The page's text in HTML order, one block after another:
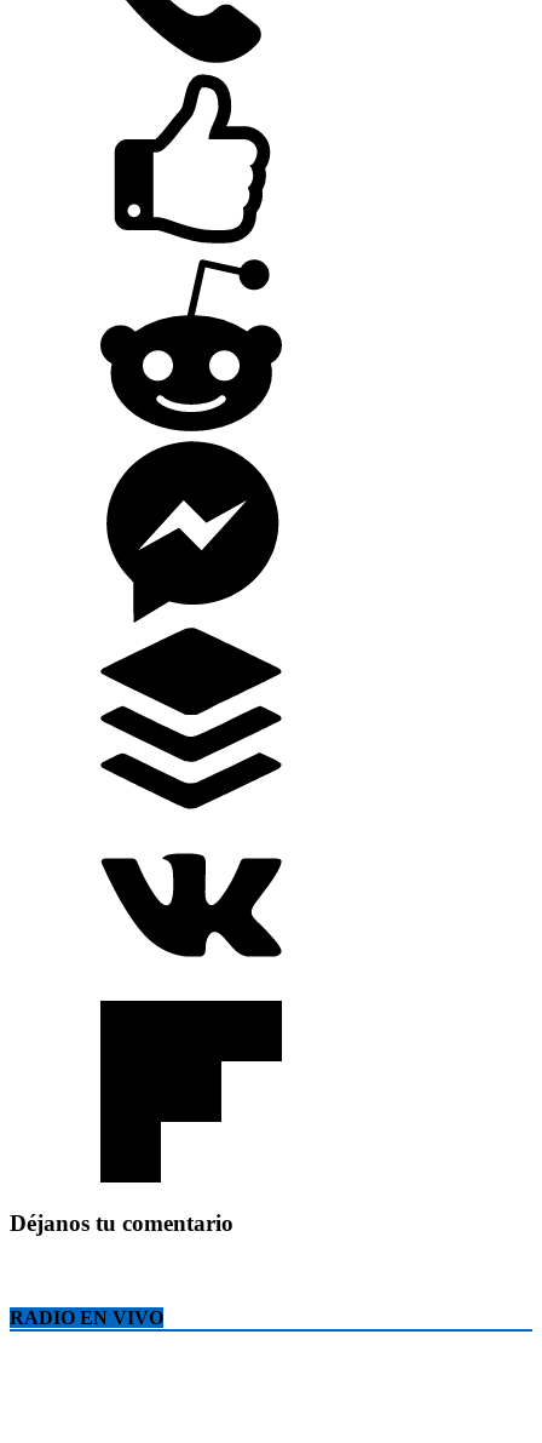
Déjanos tu comentario
RADIO EN VIVO